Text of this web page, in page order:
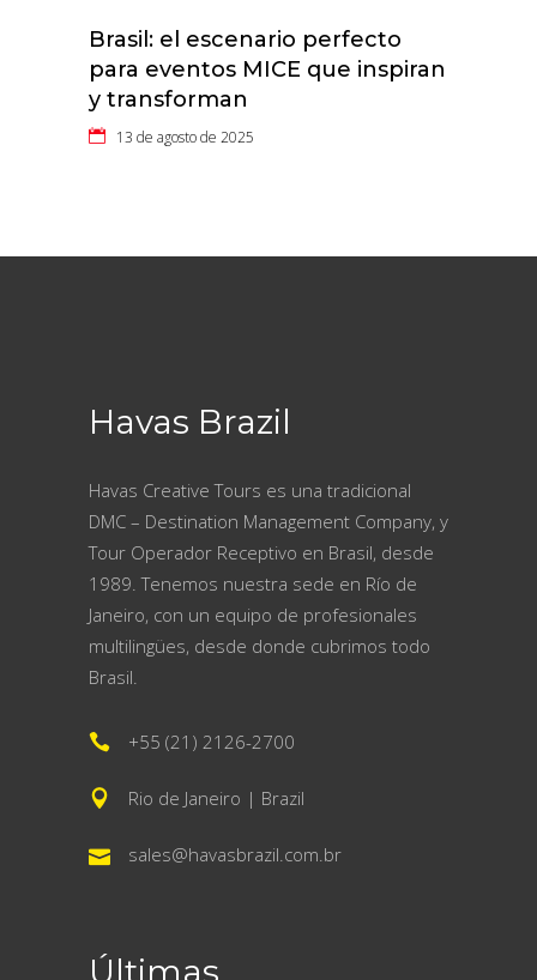
Brasil: el escenario perfecto
para eventos MICE que inspiran
y transforman
13 de agosto de 2025
Havas Brazil
Havas Creative Tours es una tradicional
DMC – Destination Management Company, y
Tour Operador Receptivo en Brasil, desde
1989. Tenemos nuestra sede en Río de
Janeiro, con un equipo de profesionales
multilingües, desde donde cubrimos todo
Brasil.
+55 (21) 2126-2700
Rio de Janeiro | Brazil
sales@havasbrazil.com.br
Últimas